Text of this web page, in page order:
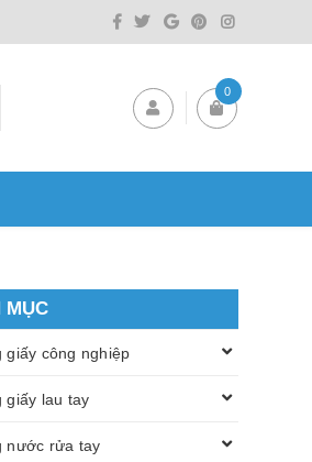
0
MỤC
giấy công nghiệp
giấy lau tay
nước rửa tay